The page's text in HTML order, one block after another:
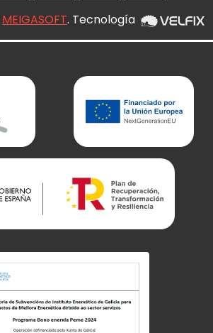
MEIGASOFT. Tecnología